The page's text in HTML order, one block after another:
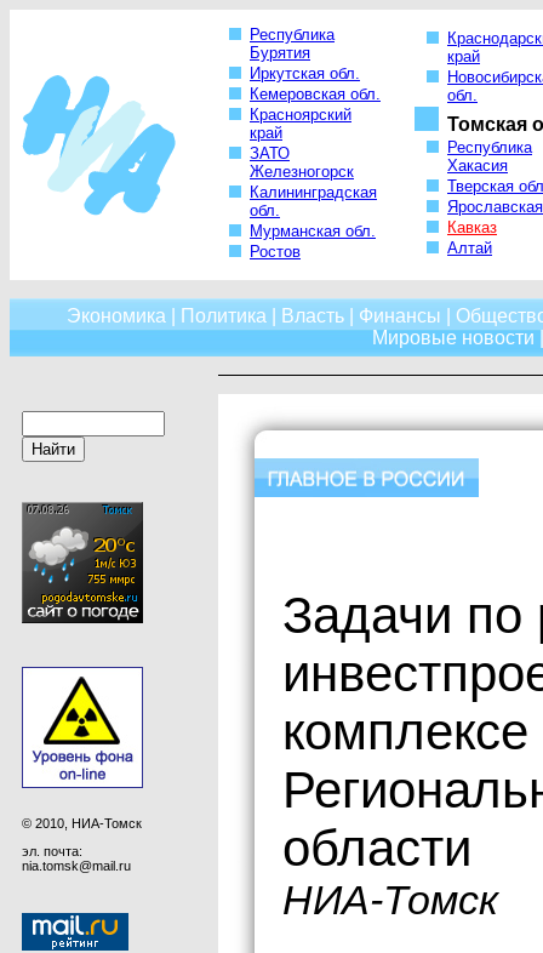
Республика
Бурятия
Иркутская обл.
Кемеровская обл.
Красноярский
край
ЗАТО
Железногорск
Калининградская
обл.
Мурманская обл.
Ростов
край
обл.
Томская
Республика
Хакасия
Тверская
Кавказ
Алтай
Экономика Политика Власть Финансы
Мировые новости
© 2010, НИА-Томск
эл. почта:
nia.tomsk@mail.ru
Задачи по
области
НИА-Томск